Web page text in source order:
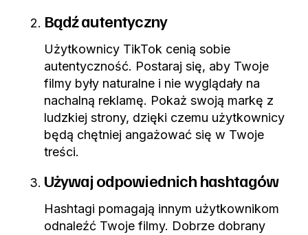
Bądź autentyczny
Użytkownicy TikTok cenią sobie
autentyczność. Postaraj się, aby Twoje
filmy były naturalne i nie wyglądały na
nachalną reklamę. Pokaż swoją markę z
ludzkiej strony, dzięki czemu użytkownicy
będą chętniej angażować się w Twoje
treści.
Używaj odpowiednich hashtagów
Hashtagi pomagają innym użytkownikom
odnaleźć Twoje filmy. Dobrze dobrany